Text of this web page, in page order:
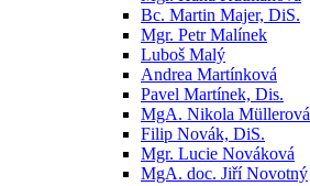
Bc. Martin Majer, DiS.
Mgr. Petr Malínek
Luboš Malý
Andrea Martínková
Pavel Martínek, Dis.
MgA. Nikola Müllerová
Filip Novák, DiS.
Mgr. Lucie Nováková
MgA. doc. Jiří Novotný